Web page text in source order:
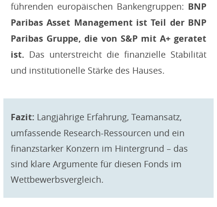
führenden europäischen Bankengruppen: BNP
Paribas Asset Management ist Teil der BNP
Paribas Gruppe, die von S&P mit A+ geratet
ist. Das unterstreicht die finanzielle Stabilität
und institutionelle Stärke des Hauses.
Fazit: Langjährige Erfahrung, Teamansatz,
umfassende Research-Ressourcen und ein
finanzstarker Konzern im Hintergrund – das
sind klare Argumente für diesen Fonds im
Wettbewerbsvergleich.